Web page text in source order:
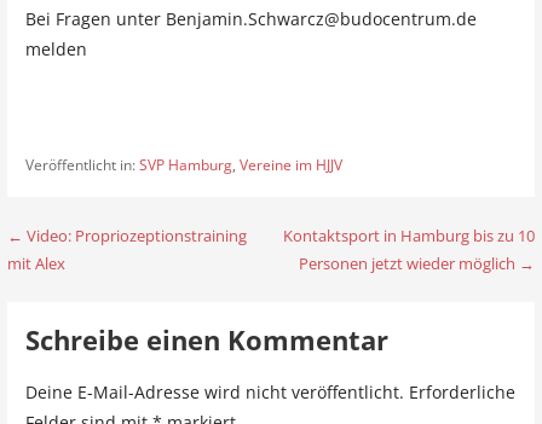
Bei Fragen unter Benjamin.Schwarcz@budocentrum.de
melden
Veröffentlicht in:SVP Hamburg, Vereine im HJJV
B
← Video: Propriozeptionstraining
mit Alex
Kontaktsport in Hamburg bis zu 10
Personen jetzt wieder möglich →
Schreibe einen Kommentar
Deine E-Mail-Adresse wird nicht veröffentlicht. Erforderliche